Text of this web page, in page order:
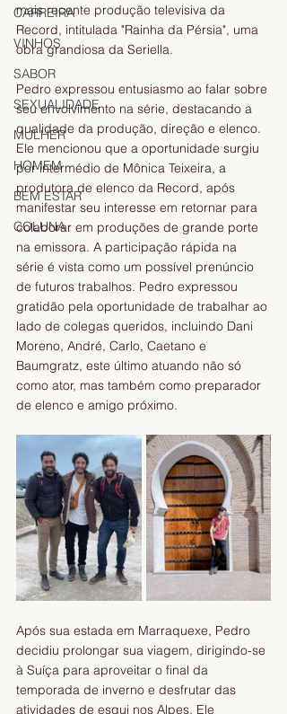
CARREIRA
VINHOS
SABOR
SEXUALIDADE
MULHER
HOMEM
BEM ESTAR
COLUNA
mais recente produção televisiva da
Record, intitulada "Rainha da Pérsia", uma
obra grandiosa da Seriella.
Pedro expressou entusiasmo ao falar sobre
seu envolvimento na série, destacando a
qualidade da produção, direção e elenco.
Ele mencionou que a oportunidade surgiu
por intermédio de Mônica Teixeira, a
produtora de elenco da Record, após
manifestar seu interesse em retornar para
colaborar em produções de grande porte
na emissora. A participação rápida na
série é vista como um possível prenúncio
de futuros trabalhos. Pedro expressou
gratidão pela oportunidade de trabalhar ao
lado de colegas queridos, incluindo Dani
Moreno, André, Carlo, Caetano e
Baumgratz, este último atuando não só
como ator, mas também como preparador
de elenco e amigo próximo.
Após sua estada em Marraquexe, Pedro
decidiu prolongar sua viagem, dirigindo-se
à Suíça para aproveitar o final da
temporada de inverno e desfrutar das
atividades de esqui nos Alpes. Ele